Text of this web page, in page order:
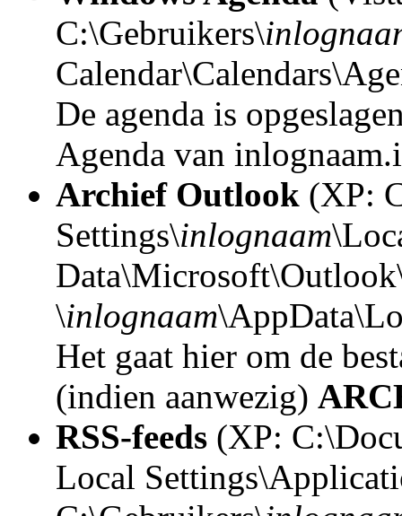
C:\Gebruikers\
De agenda is
Agenda van
Archief Outlook (XP:
Settings\inlognaam
\inlognaam
Het gaat hier om de
(indien aanwezig)
RSS-feeds (XP:
Local